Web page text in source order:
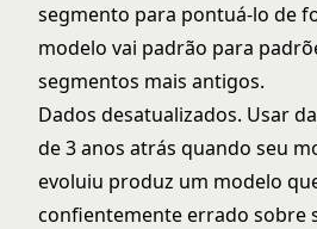
segmento para pontuá-lo de
modelo vai padrão para
segmentos mais antigos.
Dados desatualizados. Usar
de 3 anos atrás quando seu
evoluiu produz um modelo
confientemente errado sobre